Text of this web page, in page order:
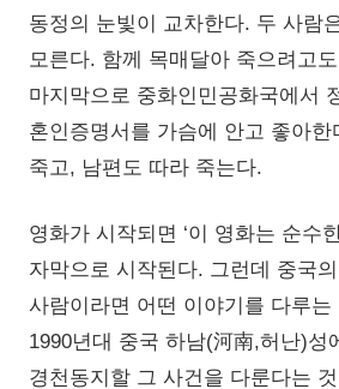
동정의 눈빛이 교차한다. 두 사람
모른다. 함께 목매달아 죽으려고
마지막으로 중화인민공화국에서
혼인증명서를 가슴에 안고 좋아
죽고, 남편도 따라 죽는다.
영화가 시작되면 ‘이 영화는 순수
자막으로 시작된다. 그런데 중국
사람이라면 어떤 이야기를 다루는
1990년대 중국 하남(河南,허난)성
경천동지할 그 사건을 다룬다는